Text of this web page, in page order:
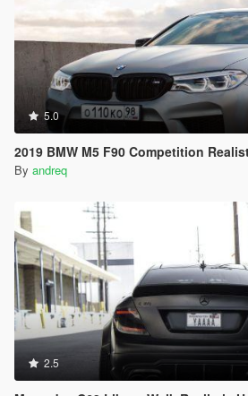
5.0
2019 BMW M5 F90 Competition Realistic
By andreq
2.5